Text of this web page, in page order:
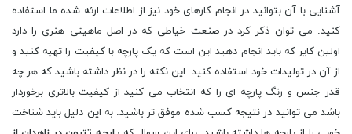
آشنایی با آن بتوانید در انجام کارهای خود نیز از اطلاعات ارئه شده ما استفاده
کنید. می توان ذکر کرد در صنعت خیاطی که در اصل ماهیتی هنری را دارد
اولین کایر که باید انجام دهید این است که یک پارچه با کیفیت را تهیه کنید و
از آن در تولیدات خود استفاده کنید. این نکته را در نظر داشته باشید که هر چه
قدر جنس و رنگ پارچه ای را که انتخاب می کنید از کیفیت بالاتری برخوردار
باشد می توانید در نتیجه کسب شده موفق تر باشید. به این دلیل باید شناخت